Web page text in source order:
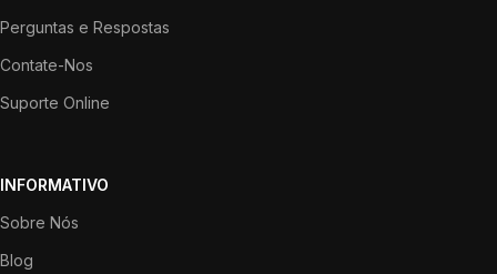
Perguntas e Respostas
Contate-Nos
Suporte Online
INFORMATIVO
Sobre Nós
Blog